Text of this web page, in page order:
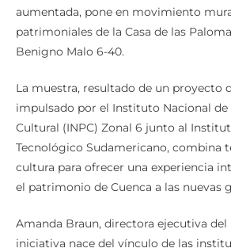
aumentada, pone en movimiento
patrimoniales de la Casa de las
Benigno Malo 6-40.
La muestra, resultado de un proyecto
impulsado por el Instituto Nacional
Cultural (INPC) Zonal 6 junto al
Tecnológico Sudamericano, combina
cultura para ofrecer una experiencia
el patrimonio de Cuenca a las nuevas
Amanda Braun, directora ejecutiva del
iniciativa nace del vínculo de las